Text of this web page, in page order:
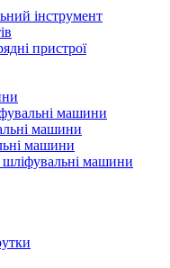
інструмент
пристрої
машини
машини
машини
машини